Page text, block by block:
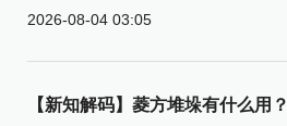
2026-08-04 03:05
【新知解码】菱方堆垛有什么用？